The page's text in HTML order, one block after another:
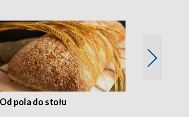
Od pola do stołu